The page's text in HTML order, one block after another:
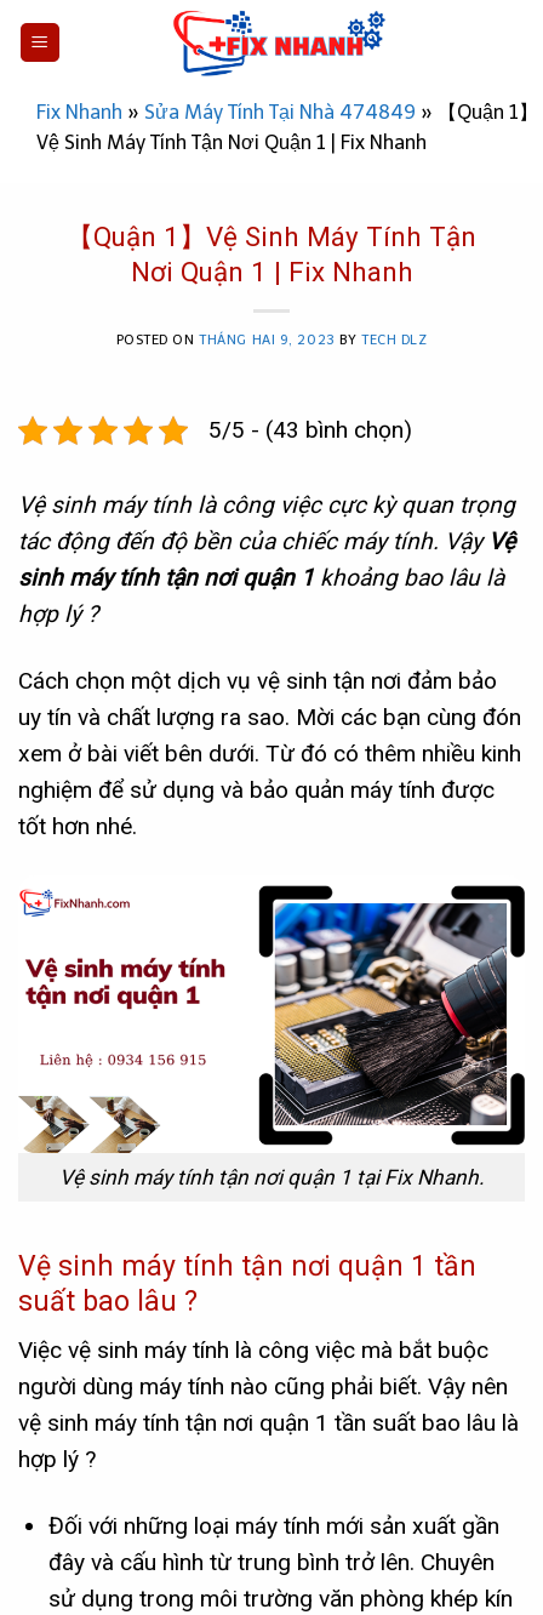
Fix Nhanh » Sửa Máy Tính Tại Nhà 474849 »
【Quận 1】
Vệ Sinh Máy Tính Tận Nơi Quận 1 | Fix Nhanh
【Quận 1】Vệ Sinh Máy Tính Tận
Nơi Quận 1 | Fix Nhanh
POSTED ONTHÁNG HAI 9, 2023 BY TECH DLZ
5/5 - (43 bình chọn)
Vệ sinh máy tính là công việc cực kỳ quan trọng
tác động đến độ bền của chiếc máy tính. Vậy Vệ
sinh máy tính tận nơi quận 1 khoảng bao lâu là
hợp lý ?
Cách chọn một dịch vụ vệ sinh tận nơi đảm bảo
uy tín và chất lượng ra sao. Mời các bạn cùng đón
xem ở bài viết bên dưới. Từ đó có thêm nhiều kinh
nghiệm để sử dụng và bảo quản máy tính được
tốt hơn nhé.
Vệ sinh máy tính tận nơi quận 1 tại Fix Nhanh.
Vệ sinh máy tính tận nơi quận 1 tần
suất bao lâu ?
Việc vệ sinh máy tính là công việc mà bắt buộc
người dùng máy tính nào cũng phải biết. Vậy nên
vệ sinh máy tính tận nơi quận 1 tần suất bao lâu là
hợp lý ?
Đối với những loại máy tính mới sản xuất gần
đây và cấu hình từ trung bình trở lên. Chuyên
sử dụng trong môi trường văn phòng khép kín